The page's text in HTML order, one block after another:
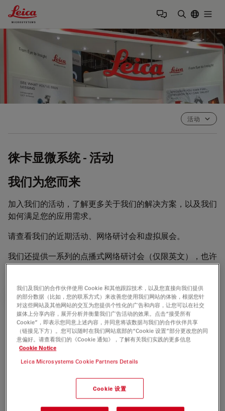
Leica Microsystems Logo
活动
徕卡显微系统 - 活动
我们为您而来
加入我们的活动，了解更多关于我们的解决方案，以及我们
如何满足您的应用需求。
请查看我们的近期活动、网络研讨会和虚拟展会。
我们还提供一系列的点播式网络研讨会（仅限英文），也许
会有适合您的内容!
点播网络研讨会（英文）
我们期待着您的到来!
我们及我们的合作伙伴使用 Cookie 和其他跟踪技术，以及您直接向我们提供
的部分数据（比如，您的联系方式）来改善您使用我们网站的体验，根据您针
对这些网站及其他网站的交互为您提供个性化的广告和内容，让您可以在社交
媒体上分享内容，展开分析并衡量我们广告活动的效果。点击“接受所有
Cookie”，即表示您同意上述内容，并同意将该数据与我们的合作伙伴共享
（链接见下方）。您可以随时在我们网站底部的“Cookie 设置”部分更改您的同
意偏好。请查看我们的《Cookie 通知》，了解有关我们实践的更多信息
Cookie Notice
Leica Microsystems Cookie Partners Details
Cookie 设置